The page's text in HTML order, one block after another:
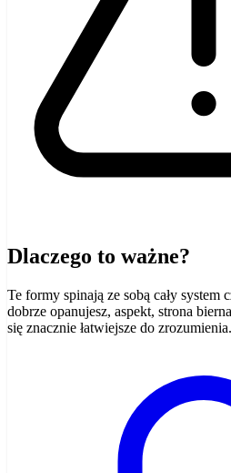
Dlaczego to ważne?
Te formy spinają ze sobą cały
dobrze opanujesz, aspekt, strona
się znacznie łatwiejsze do zrozumienia.